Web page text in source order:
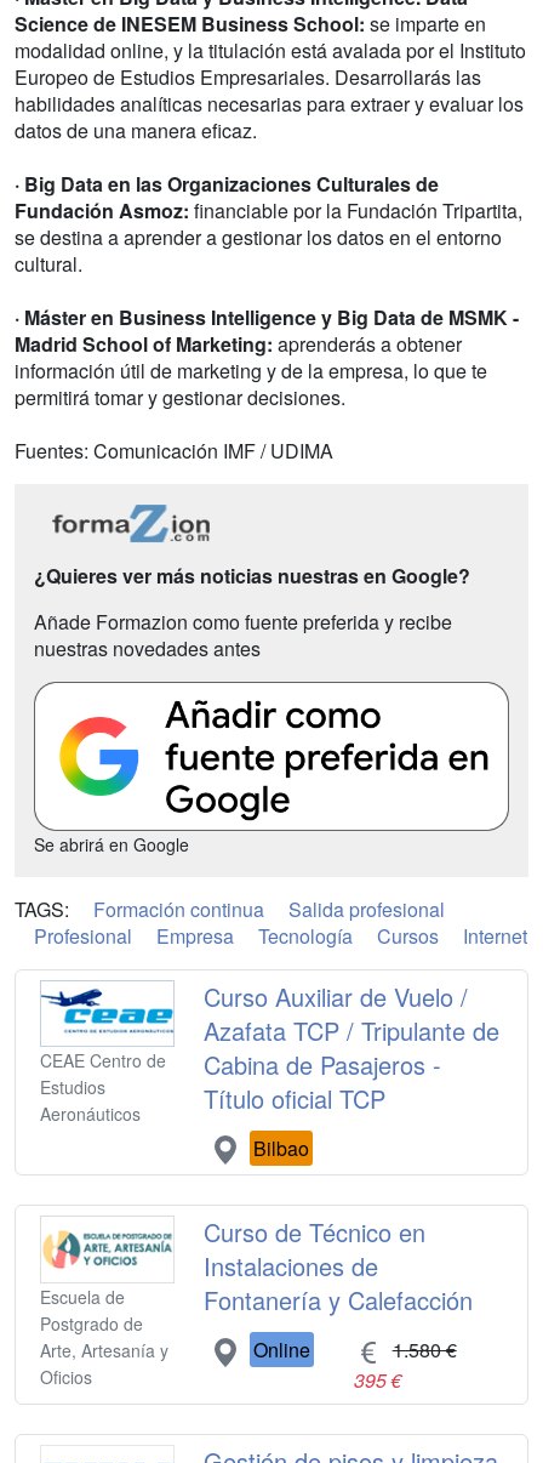
Science de INESEM Business School: se imparte en
modalidad online, y la titulación está avalada por el Instituto
Europeo de Estudios Empresariales. Desarrollarás las
habilidades analíticas necesarias para extraer y evaluar los
datos de una manera eficaz.
· Big Data en las Organizaciones Culturales de
Fundación Asmoz: financiable por la Fundación Tripartita,
se destina a aprender a gestionar los datos en el entorno
cultural.
· Máster en Business Intelligence y Big Data de MSMK -
Madrid School of Marketing: aprenderás a obtener
información útil de marketing y de la empresa, lo que te
permitirá tomar y gestionar decisiones.
Fuentes: Comunicación IMF / UDIMA
¿Quieres ver más noticias nuestras en Google?
Añade Formazion como fuente preferida y recibe
nuestras novedades antes
Se abrirá en Google
TAGS: Formación continua
Salida profesional
Profesional
Empresa Tecnología Cursos Internet
CEAE Centro de
Estudios
Aeronáuticos
Curso Auxiliar de Vuelo /
Azafata TCP / Tripulante de
Cabina de Pasajeros -
Título oficial TCP
Bilbao
Escuela de
Postgrado de
Arte, Artesanía y
Oficios
Curso de Técnico en
Instalaciones de
Fontanería y Calefacción
Online
1.580 €
395 €